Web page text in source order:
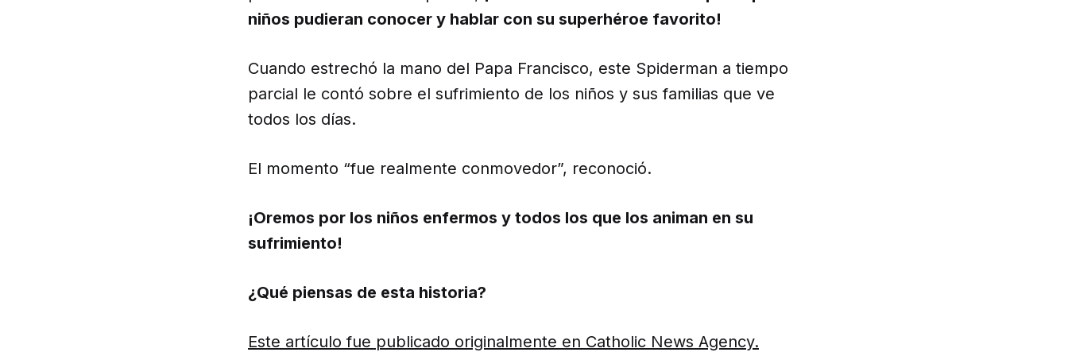
niños pudieran conocer y hablar con su superhéroe favorito!
Cuando estrechó la mano del Papa Francisco, este Spiderman a tiempo
parcial le contó sobre el sufrimiento de los niños y sus familias que ve
todos los días.
El momento “fue realmente conmovedor”, reconoció.
¡Oremos por los niños enfermos y todos los que los animan en su
sufrimiento!
¿Qué piensas de esta historia?
Este artículo fue publicado originalmente en Catholic News Agency.